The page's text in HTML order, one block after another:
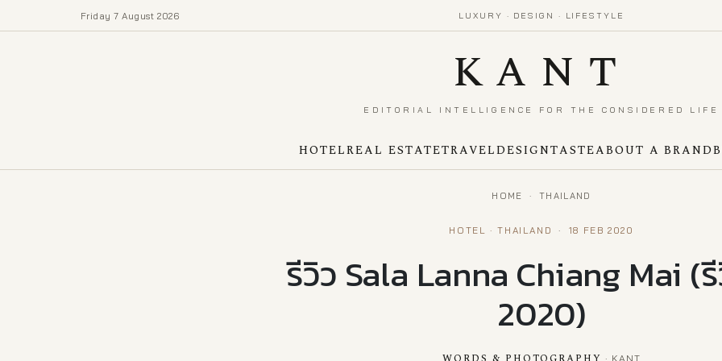
Friday 7 August 2026 LUXURY · DESIGN · LIFESTYLE
KANT
EDITORIAL INTELLIGENCE FOR THE CONSIDERED LIFE
HOTELREAL ESTATETRAVELDESIGNTASTEABOUT A BRAND
HOME ·THAILAND
HOTEL · THAILAND · 18 FEB 2020
รีวิว Sala Lanna Chiang Mai (รี
2020)
· KANT